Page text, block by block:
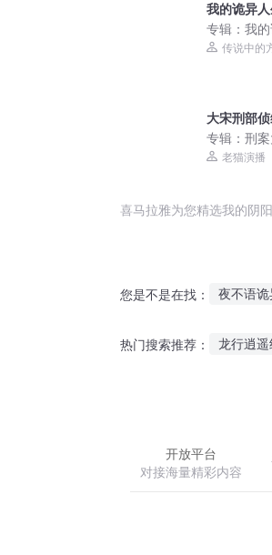
我的诡异
专辑： 我
悬疑 丨高
传说中的
大宋刑部
专辑： 刑
作 老猫演播
喜马拉雅为您精选我的阴
您是不是在找： 夜不语诡
热门搜索推荐： 龙行逍遥
开放平台
对接海量精彩内容